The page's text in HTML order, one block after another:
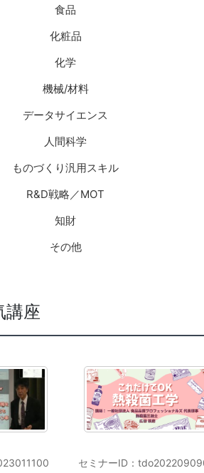
食品
化粧品
化学
機械/材料
データサイエンス
人間科学
ものづくり汎用スキル
R&D戦略／MOT
知財
その他
座
セミナーID：